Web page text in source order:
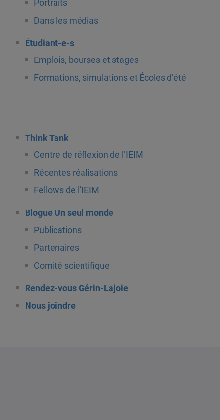
Portraits
Dans les médias
Étudiant-e-s
Emplois, bourses et stages
Formations, simulations et Écoles d’été
Think Tank
Centre de réflexion de l’IEIM
Récentes réalisations
Fellows de l’IEIM
Blogue Un seul monde
Publications
Partenaires
Comité scientifique
Rendez-vous Gérin-Lajoie
Nous joindre